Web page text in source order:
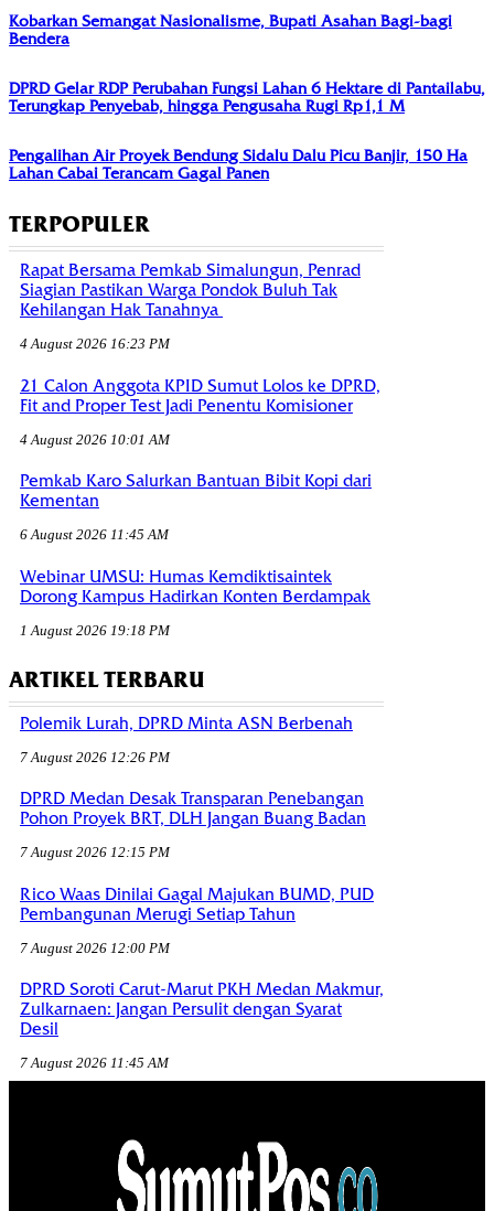
Kobarkan Semangat Nasionalisme, Bupati Asahan Bagi-bagi
Bendera
DPRD Gelar RDP Perubahan Fungsi Lahan 6 Hektare di Pantailabu,
Terungkap Penyebab, hingga Pengusaha Rugi Rp1,1 M
Pengalihan Air Proyek Bendung Sidalu Dalu Picu Banjir, 150 Ha
Lahan Cabai Terancam Gagal Panen
TERPOPULER
Rapat Bersama Pemkab Simalungun, Penrad
Siagian Pastikan Warga Pondok Buluh Tak
Kehilangan Hak Tanahnya
4 August 2026 16:23 PM
21 Calon Anggota KPID Sumut Lolos ke DPRD,
Fit and Proper Test Jadi Penentu Komisioner
4 August 2026 10:01 AM
Pemkab Karo Salurkan Bantuan Bibit Kopi dari
Kementan
6 August 2026 11:45 AM
Webinar UMSU: Humas Kemdiktisaintek
Dorong Kampus Hadirkan Konten Berdampak
1 August 2026 19:18 PM
ARTIKEL TERBARU
Polemik Lurah, DPRD Minta ASN Berbenah
7 August 2026 12:26 PM
DPRD Medan Desak Transparan Penebangan
Pohon Proyek BRT, DLH Jangan Buang Badan
7 August 2026 12:15 PM
Rico Waas Dinilai Gagal Majukan BUMD, PUD
Pembangunan Merugi Setiap Tahun
7 August 2026 12:00 PM
DPRD Soroti Carut-Marut PKH Medan Makmur,
Zulkarnaen: Jangan Persulit dengan Syarat
Desil
7 August 2026 11:45 AM